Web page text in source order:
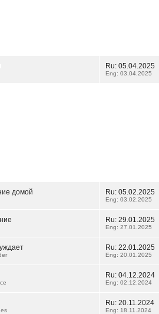
Ru: 05.04.2025
Eng: 03.04.2025
домой Ru: 05.02.2025
Eng: 03.02.2025
Ru: 29.01.2025
Eng: 27.01.2025
Ru: 22.01.2025
Eng: 20.01.2025
Ru: 04.12.2024
Eng: 02.12.2024
Ru: 20.11.2024
Eng: 18.11.2024